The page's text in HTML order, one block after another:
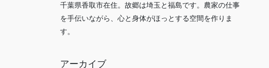
千葉県香取市在住。故郷は埼玉と福島です。農家の仕事
を手伝いながら、心と身体がほっとする空間を作りま
す。
アーカイブ